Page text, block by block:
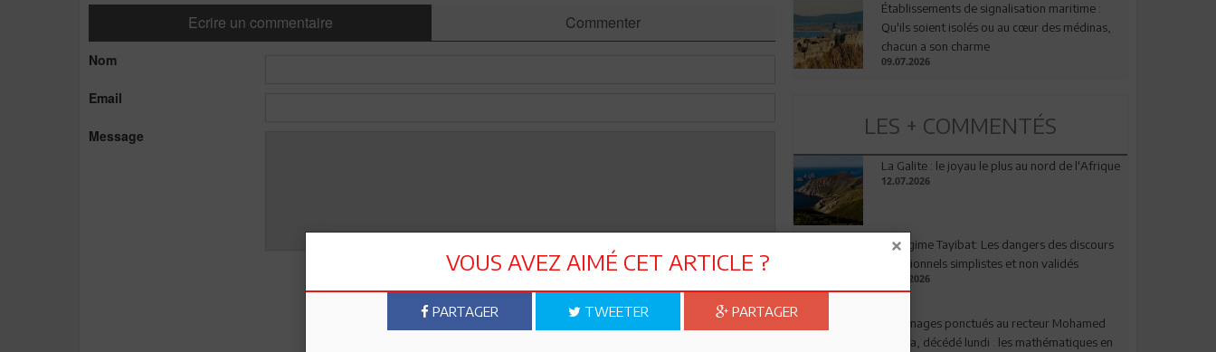
Ecrire un commentaire Commenter
Nom
Email
Message
Établissements de signalisation maritime :
Qu'ils soient isolés ou au cœur des médinas,
chacun a son charme
09.07.2026
LES + COMMENTÉS
La Galite : le joyau le plus au nord de l'Afrique
12.07.2026
Le régime Tayibat: Les dangers des discours
nutritionnels simplistes et non validés
09.07.2026
Hommages ponctués au recteur Mohamed
Amara, décédé lundi : les mathématiques en
VOUS AVEZ AIMÉ CET ARTICLE ?
PARTAGER TWEETER PARTAGER